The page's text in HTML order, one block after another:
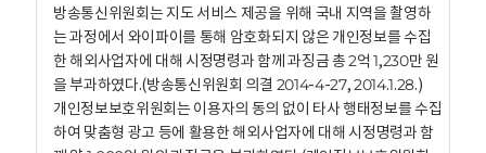
방송통신위원회는 지도 서비스 제공을 위해 국내 지역을 촬영하
는 과정에서 와이파이를 통해 암호화되지 않은 개인정보를 수집
한 해외사업자에 대해 시정명령과 함께 과징금 총 2억 1,230만 원
을 부과하였다.(방송통신위원회 의결 2014-4-27, 2014.1.28.)
개인정보보호위원회는 이용자의 동의 없이 타사 행태정보를 수집
하여 맞춤형 광고 등에 활용한 해외사업자에 대해 시정명령과 함